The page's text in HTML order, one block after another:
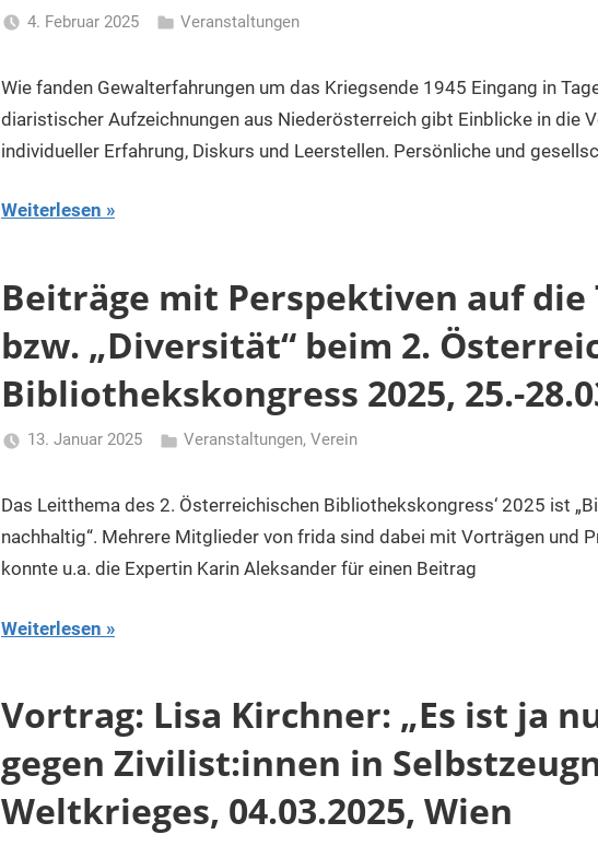
4. Februar 2025
Gerhalter
Veranstaltungen
Wie fanden Gewalterfahrungen um das Kriegsende 1945 Eingang in
diaristischer Aufzeichnungen aus Niederösterreich gibt Einblicke in die
individueller Erfahrung, Diskurs und Leerstellen. Persönliche und
Weiterlesen
Beiträge mit Perspektiven auf die
bzw. „Diversität“ beim 2.
Bibliothekskongress 2025, 25.-
13. Januar 2025
Gerhalter
Veranstaltungen, Verein
Das Leitthema des 2. Österreichischen Bibliothekskongress‘ 2025 ist
nachhaltig“. Mehrere Mitglieder von frida sind dabei mit Vorträgen und
konnte u.a. die Expertin Karin Aleksander für einen Beitrag
Weiterlesen
Vortrag: Lisa Kirchner: „Es ist ja
gegen Zivilist:innen in
Weltkrieges, 04.03.2025, Wien